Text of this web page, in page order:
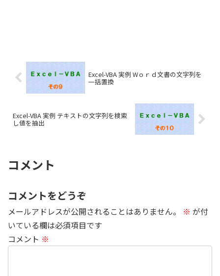
Excel-VBA 実例 Wｏｒｄ文書の文字列を
一括置換
Excel-VBA 実例 テキストの文字列を検索
し値を抽出
コメント
コメントをどうぞ
メールアドレスが公開されることはありません。 ※ が付
いている欄は必須項目です
コメント ※